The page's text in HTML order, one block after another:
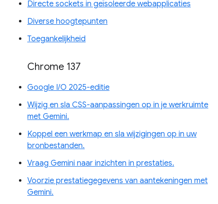
Directe sockets in geïsoleerde webapplicaties
Diverse hoogtepunten
Toegankelijkheid
Chrome 137
Google I/O 2025-editie
Wijzig en sla CSS-aanpassingen op in je werkruimte
met Gemini.
Koppel een werkmap en sla wijzigingen op in uw
bronbestanden.
Vraag Gemini naar inzichten in prestaties.
Voorzie prestatiegegevens van aantekeningen met
Gemini.